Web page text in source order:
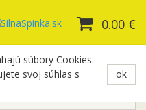
súbory Cookies.
svoj súhlas s
ok
0.00 €
329